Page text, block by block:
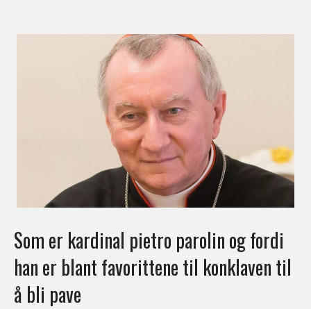
Som er kardinal pietro parolin og fordi
han er blant favorittene til konklaven til
å bli pave